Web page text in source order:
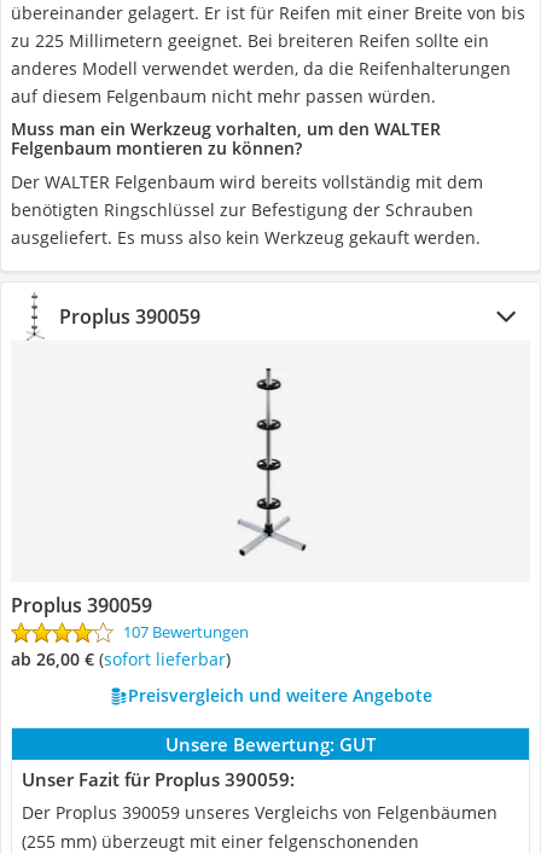
übereinander gelagert. Er ist für Reifen mit einer Breite von bis
zu 225 Millimetern geeignet. Bei breiteren Reifen sollte ein
anderes Modell verwendet werden, da die Reifenhalterungen
auf diesem Felgenbaum nicht mehr passen würden.
Muss man ein Werkzeug vorhalten, um den WALTER
Felgenbaum montieren zu können?
Der WALTER Felgenbaum wird bereits vollständig mit dem
benötigten Ringschlüssel zur Befestigung der Schrauben
ausgeliefert. Es muss also kein Werkzeug gekauft werden.
Proplus 390059
Proplus 390059
107 Bewertungen
ab 26,00 € ( Sofort lieferbar)
Preisvergleich und weitere Angebote
Unsere Bewertung: GUT
Unser Fazit für Proplus 390059:
Der Proplus 390059 unseres Vergleichs von Felgenbäumen
(255 mm) überzeugt mit einer felgenschonenden